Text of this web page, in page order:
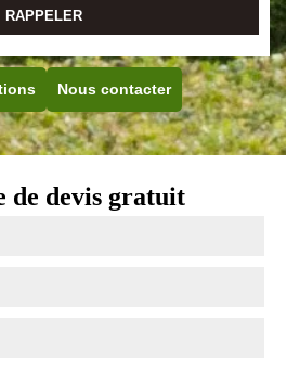
Nous contacter
de devis gratuit